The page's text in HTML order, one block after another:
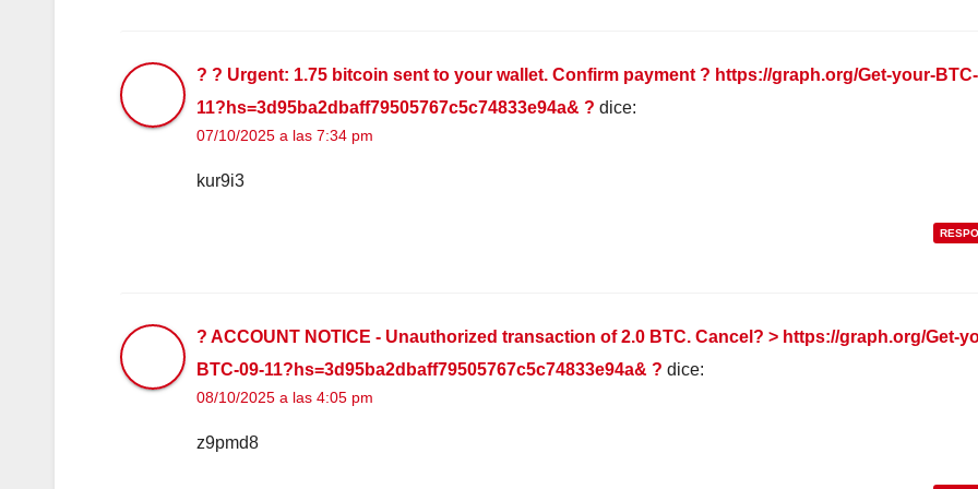
? ? Urgent: 1.75 bitcoin sent to your wallet. Confirm payment ? https://graph.org/Get-your-
11?hs=3d95ba2dbaff79505767c5c74833e94a& ? dice:
07/10/2025 a las 7:34 pm
kur9i3
? ACCOUNT NOTICE - Unauthorized transaction of 2.0 BTC. Cancel? > https://graph.org/Get-
BTC-09-11?hs=3d95ba2dbaff79505767c5c74833e94a& ? dice:
08/10/2025 a las 4:05 pm
z9pmd8